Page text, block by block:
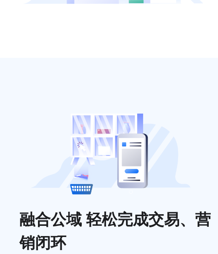
融合公域 轻松完成交易、营
销闭环